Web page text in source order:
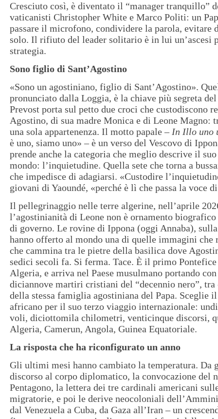
Cresciuto così, è diventato il “manager tranquillo”
vaticanisti Christopher White e Marco Politi: un
passare il microfono, condividere la parola, evitare
solo. Il rifiuto del leader solitario è in lui un’ascesi
strategia.
Sono figlio di Sant’Agostino
«Sono un agostiniano, figlio di Sant’Agostino».
pronunciato dalla Loggia, è la chiave più segreta
Prevost porta sul petto due croci che custodiscono
Agostino, di sua madre Monica e di Leone Magno:
una sola appartenenza. Il motto papale – In Illo uno
è uno, siamo uno» – è un verso del Vescovo di
prende anche la categoria che meglio descrive il
mondo: l’inquietudine. Quella sete che torna a
che impedisce di adagiarsi. «Custodire
giovani di Yaoundé, «perché è lì che passa la voce
Il pellegrinaggio nelle terre algerine, nell’aprile
l’agostinianità di Leone non è ornamento
di governo. Le rovine di Ippona (oggi Annaba),
hanno offerto al mondo una di quelle immagini che
che cammina tra le pietre della basilica dove
sedici secoli fa. Si ferma. Tace. È il primo
Algeria, e arriva nel Paese musulmano portando
diciannove martiri cristiani del “decennio nero”,
della stessa famiglia agostiniana del Papa. Sceglie
africano per il suo terzo viaggio internazionale:
voli, diciottomila chilometri, venticinque discorsi,
Algeria, Camerun, Angola, Guinea Equatoriale.
La risposta che ha riconfigurato un anno
Gli ultimi mesi hanno cambiato la temperatura. Da
discorso al corpo diplomatico, la convocazione del
Pentagono, la lettera dei tre cardinali americani
migratorie, e poi le derive neocoloniali
dal Venezuela a Cuba, da Gaza all’Iran – un